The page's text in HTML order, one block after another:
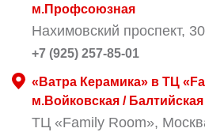
м.Профсоюзная
Нахимовский проспект,
+7 (925) 257-85-01
«Ватра Керамика» в ТЦ
м.Войковская / Балтийская
ТЦ «Family Room»,